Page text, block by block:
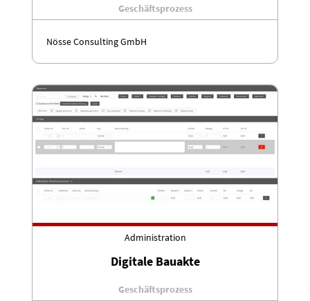
Geschäftsprozess
Nösse Consulting GmbH
Administration
Digitale Bauakte
Geschäftsprozess